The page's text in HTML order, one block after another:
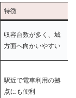
特徴
収容台数が多く、城
方面へ向かいやすい
駅近で電車利用の拠
点にも便利